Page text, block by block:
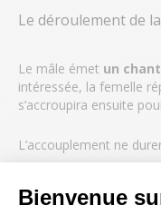
Bienvenue
Le déroulement de
Le mâle émet un
intéressée, la femelle
s’accroupira ensuite
L’accouplement ne
Ponte et incubation